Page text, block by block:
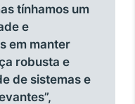
tínhamos um
e
em manter
robusta e
de sistemas e